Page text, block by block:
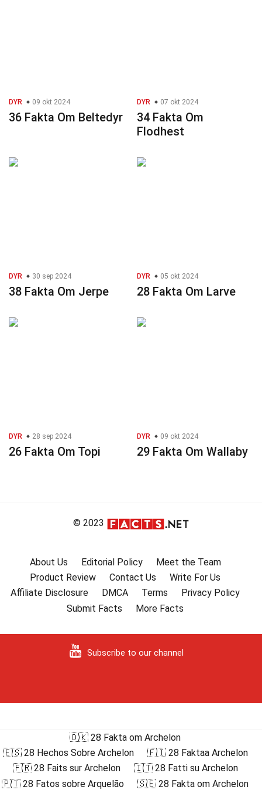
DYR 09 okt 2024
36 Fakta Om Beltedyr
DYR 07 okt 2024
34 Fakta Om
Flodhest
DYR 30 sep 2024
38 Fakta Om Jerpe
DYR 05 okt 2024
28 Fakta Om Larve
DYR 28 sep 2024
26 Fakta Om Topi
DYR 09 okt 2024
29 Fakta Om Wallaby
© 2023
About Us Editorial Policy
Meet the Team
Product Review
Contact Us
Write For Us
Affiliate Disclosure
DMCA Terms
Privacy Policy
Submit Facts
More Facts
Subscribe to our channel
🇩🇰 28 Fakta om Archelon
🇪🇸 28 Hechos Sobre Archelon
🇫🇮 28 Faktaa Archelon
🇫🇷 28 Faits sur Archelon
🇮🇹 28 Fatti su Archelon
🇵🇹 28 Fatos sobre Arquelão
🇸🇪 28 Fakta om Archelon